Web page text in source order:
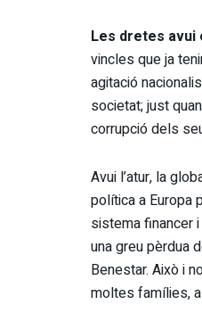
Les dretes avui
vincles que ja
agitació
societat; just
corrupció dels
Avui l’atur, la
política a Europa
sistema financer
una greu pèrdua
Benestar. Això i
moltes famílies,